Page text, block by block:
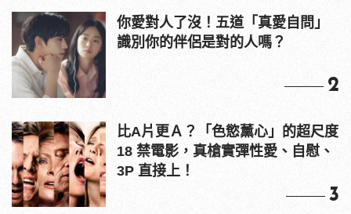
你愛對人了沒！五道「真愛自問」
識別你的伴侶是對的人嗎？
2
比A片更Ａ？「色慾薰心」的超尺度
18 禁電影，真槍實彈性愛、自慰、
3P 直接上！
3